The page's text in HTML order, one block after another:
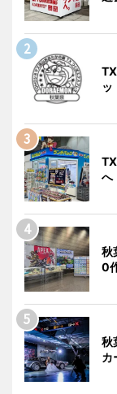
ッ
へ
秋
0
秋
カ